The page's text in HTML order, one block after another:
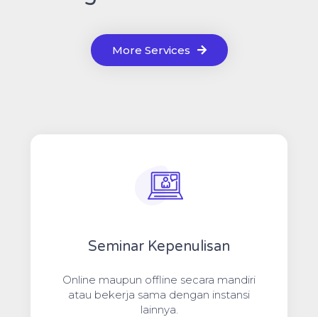
More Services
Seminar Kepenulisan
Online maupun offline secara mandiri
atau bekerja sama dengan instansi
lainnya.​